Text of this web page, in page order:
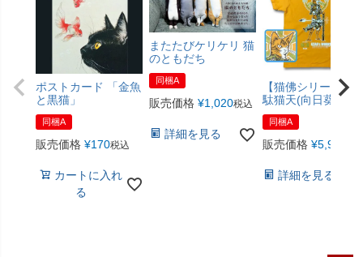
ポストカード 「金魚
と黒猫」
同梱A
販売価格 ¥170税込
カートに入れ
る
またたびケリケリ 猫
のともだち
同梱A
販売価格 ¥1,020税込
詳細を見る
【猫佛シリーズ】
駄猫天(向日葵色)
同梱A
販売価格 ¥5,940
詳細を見る